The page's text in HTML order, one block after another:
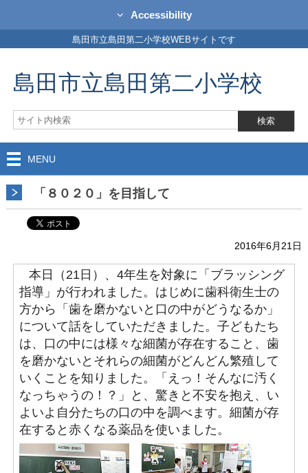
Accessibility
島田市立島田第二小学校WEBサイトです
島田市立島田第二小学校
MENU
「８０２０」を目指して
2016年6月21日
本日（21日）、4年生を対象に「ブラッシング
指導」が行われました。はじめに歯科衛生士の
方から「歯を磨かないと口の中がどうなるか」
について話をしていただきました。子どもたち
は、口の中には様々な細菌が存在すること、歯
を磨かないとそれらの細菌がどんどん繁殖して
いくことを知りました。「えっ！そんなに汚く
なっちゃうの！？」と、驚きと不安を抱え、い
よいよ自分たちの口の中を調べます。細菌が存
在すると赤くなる薬品を使いました。